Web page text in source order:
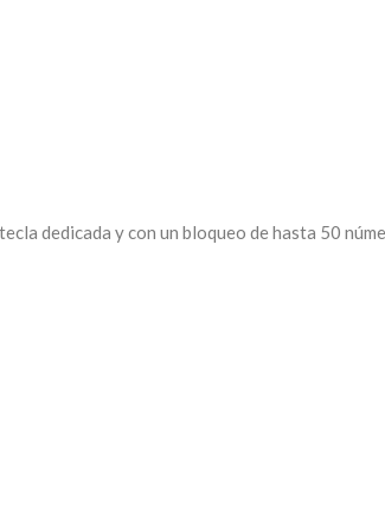
dedicada y con un bloqueo de hasta 50